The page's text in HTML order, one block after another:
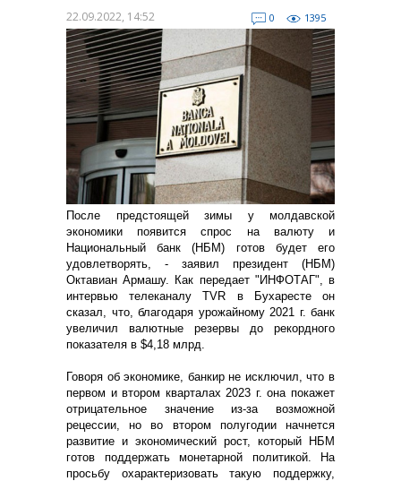
22.09.2022, 14:52 0 1395
После предстоящей зимы у молдавской
экономики появится спрос на валюту и
Национальный банк (НБМ) готов будет его
удовлетворять, - заявил президент (НБМ)
Октавиан Армашу. Как передает "ИНФОТАГ", в
интервью телеканалу TVR в Бухаресте он
сказал, что, благодаря урожайному 2021 г. банк
увеличил валютные резервы до рекордного
показателя в $4,18 млрд.
Говоря об экономике, банкир не исключил, что в
первом и втором кварталах 2023 г. она покажет
отрицательное значение из-за возможной
рецессии, но во втором полугодии начнется
развитие и экономический рост, который НБМ
готов поддержать монетарной политикой. На
просьбу охарактеризовать такую поддержку,